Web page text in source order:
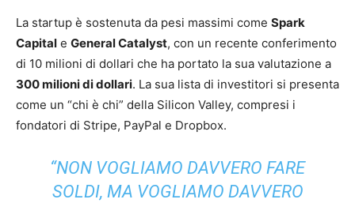
La startup è sostenuta da pesi massimi come Spark
Capital e General Catalyst, con un recente conferimento
di 10 milioni di dollari che ha portato la sua valutazione a
300 milioni di dollari. La sua lista di investitori si presenta
come un “chi è chi” della Silicon Valley, compresi i
fondatori di Stripe, PayPal e Dropbox.
“NON VOGLIAMO DAVVERO FARE
SOLDI, MA VOGLIAMO DAVVERO